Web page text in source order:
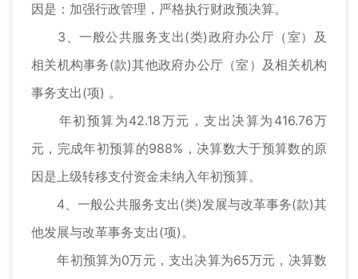
因是：加强行政管理，严格执行财政预决算。
3、一般公共服务支出(类)政府办公厅（室）及
相关机构事务(款)其他政府办公厅（室）及相关机构
事务支出(项) 。
年初预算为42.18万元，支出决算为416.76万
元，完成年初预算的988%，决算数大于预算数的原
因是上级转移支付资金未纳入年初预算。
4、一般公共服务支出(类)发展与改革事务(款)其
他发展与改革事务支出(项)。
年初预算为0万元，支出决算为65万元，决算数